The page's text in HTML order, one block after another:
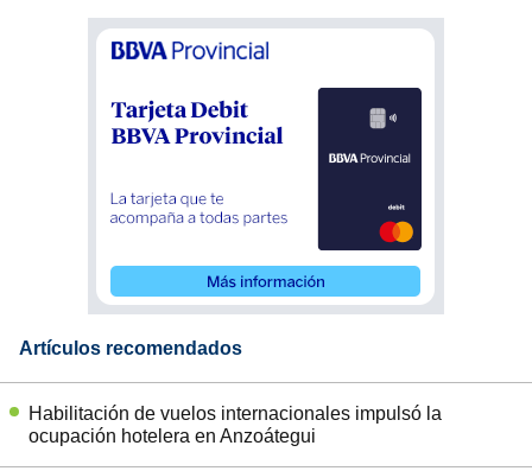
Artículos recomendados
Habilitación de vuelos internacionales impulsó la
ocupación hotelera en Anzoátegui